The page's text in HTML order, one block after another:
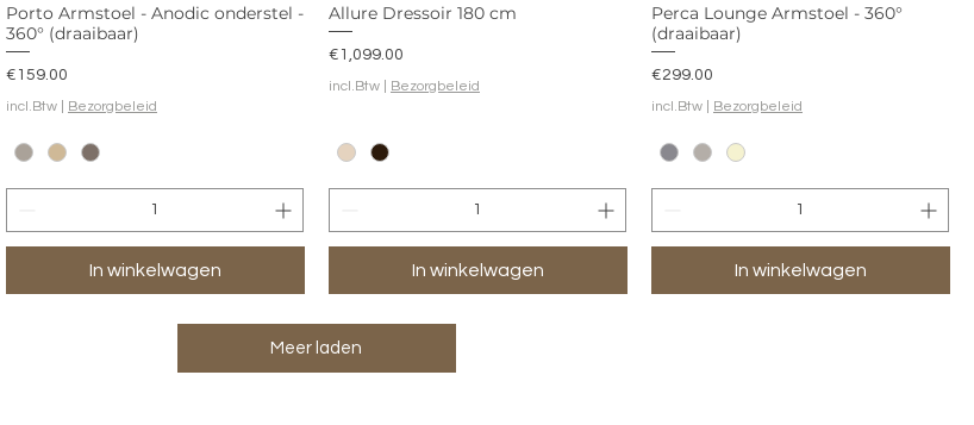
Porto Armstoel - Anodic onderstel -
360° (draaibaar)
Prijs
€159.00
incl.Btw Bezorgbeleid
In winkelwagen
Allure Dressoir 180 cm
Prijs
€1,099.00
incl.Btw Bezorgbeleid
In winkelwagen
Perca Lounge Armstoel - 360°
(draaibaar)
Prijs
€299.00
incl.Btw Bezorgbeleid
In winkelwagen
Meer laden